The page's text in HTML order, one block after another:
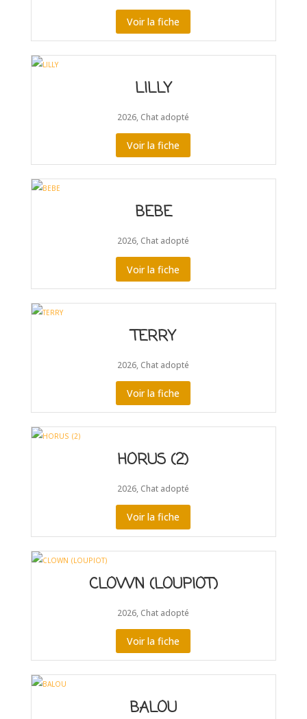
Voir la fiche
LILLY
2026, Chat adopté
Voir la fiche
BEBE
2026, Chat adopté
Voir la fiche
TERRY
2026, Chat adopté
Voir la fiche
HORUS (2)
2026, Chat adopté
Voir la fiche
CLOWN (LOUPIOT)
2026, Chat adopté
Voir la fiche
BALOU